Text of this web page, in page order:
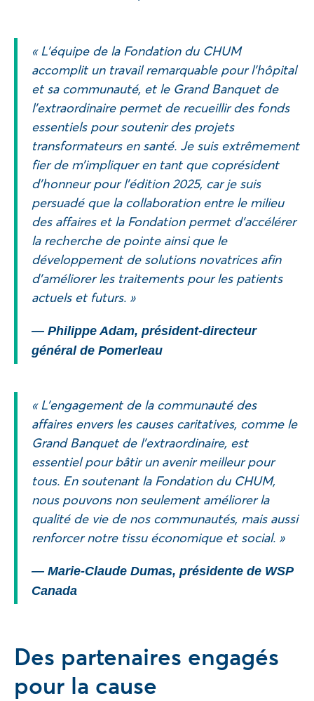
« L’équipe de la Fondation du CHUM
accomplit un travail remarquable pour l’hôpital
et sa communauté, et le Grand Banquet de
l’extraordinaire permet de recueillir des fonds
essentiels pour soutenir des projets
transformateurs en santé. Je suis extrêmement
fier de m’impliquer en tant que coprésident
d’honneur pour l’édition 2025, car je suis
persuadé que la collaboration entre le milieu
des affaires et la Fondation permet d’accélérer
la recherche de pointe ainsi que le
développement de solutions novatrices afin
d’améliorer les traitements pour les patients
actuels et futurs. »
— Philippe Adam, président-directeur
général de Pomerleau
« L’engagement de la communauté des
affaires envers les causes caritatives, comme le
Grand Banquet de l’extraordinaire, est
essentiel pour bâtir un avenir meilleur pour
tous. En soutenant la Fondation du CHUM,
nous pouvons non seulement améliorer la
qualité de vie de nos communautés, mais aussi
renforcer notre tissu économique et social. »
— Marie-Claude Dumas, présidente de WSP
Canada
Des partenaires engagés
pour la cause